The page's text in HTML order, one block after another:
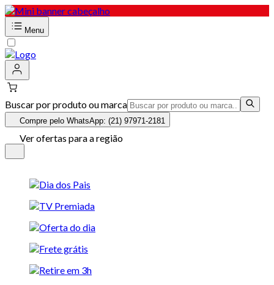
Menu
Buscar por produto ou marca
Compre pelo WhatsApp: (21) 97971-2181
Ver ofertas para a região